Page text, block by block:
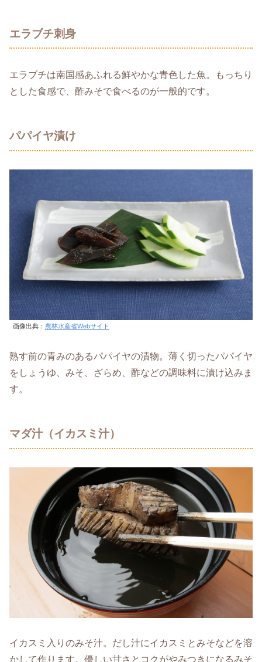
エラブチ刺身
エラブチは南国感あふれる鮮やかな青色した魚。もっちり
とした食感で、酢みそで食べるのが一般的です。
パパイヤ漬け
画像出典： 農林水産省Webサイト
熟す前の青みのあるパパイヤの漬物。薄く切ったパパイヤ
をしょうゆ、みそ、ざらめ、酢などの調味料に漬け込みま
す。
マダ汁（イカスミ汁）
イカスミ入りのみそ汁。だし汁にイカスミとみそなどを溶
かして作ります。優しい甘さとコクがやみつきになるみそ